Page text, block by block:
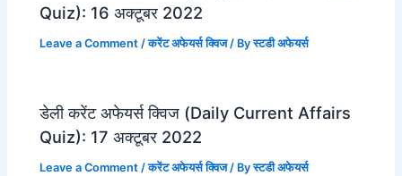
Quiz): 16 अक्टूबर 2022
Leave a Comment /करेंट अफेयर्स क्विज/ Byस्टडी अफेयर्स
डेली करेंट अफेयर्स क्विज (Daily Current Affairs
Quiz): 17 अक्टूबर 2022
Leave a Comment /करेंट अफेयर्स क्विज/ Byस्टडी अफेयर्स